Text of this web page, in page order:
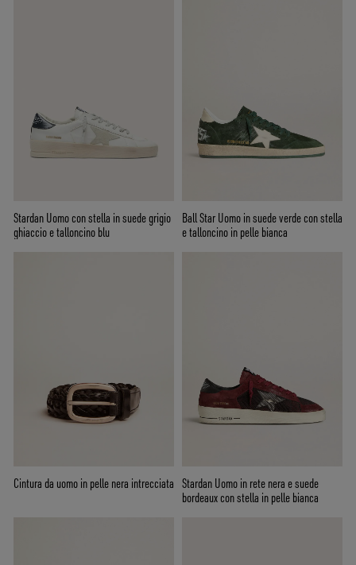
Stardan Uomo con stella in suede grigio
ghiaccio e talloncino blu
Ball Star Uomo in suede verde con stella
e talloncino in pelle bianca
Cintura da uomo in pelle nera intrecciata Stardan Uomo in rete nera e suede
bordeaux con stella in pelle bianca